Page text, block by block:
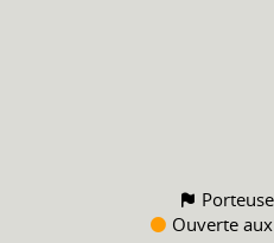
Ouverte